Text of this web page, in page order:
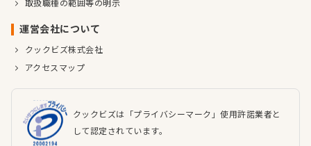
取扱職種の範囲等の明示
運営会社について
クックビズ株式会社
アクセスマップ
クックビズは「プライバシーマーク」使用許諾業者と
して認定されています。